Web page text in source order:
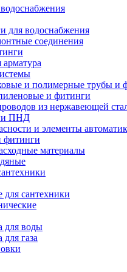
для водоснабжения
соединения
и полимерные трубы и
и фитинги
из нержавеющей
ПНД
и элементы
фитинги
материалы
сантехники
для воды
газа